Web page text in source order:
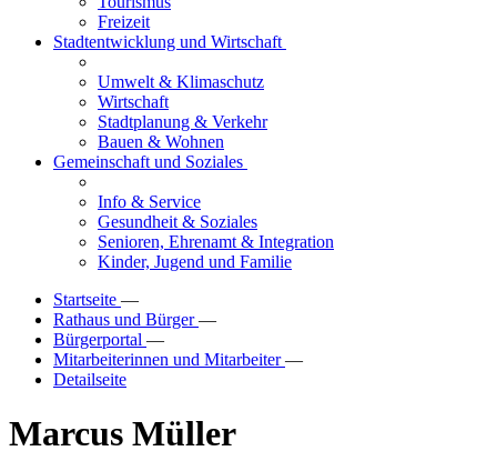
Freizeit
Stadtentwicklung und Wirtschaft
Umwelt & Klimaschutz
Wirtschaft
Stadtplanung & Verkehr
Bauen & Wohnen
Gemeinschaft und Soziales
Info & Service
Gesundheit & Soziales
Senioren, Ehrenamt & Integration
Kinder, Jugend und Familie
Startseite —
Rathaus und Bürger—
Bürgerportal —
Mitarbeiterinnen und Mitarbeiter—
Detailseite
Marcus Müller